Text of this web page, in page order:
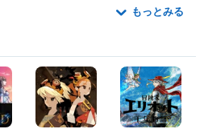
もっとみる